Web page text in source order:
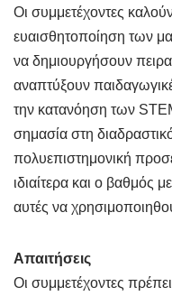
Οι συμμετέχοντες
ευαισθητοποίηση των
να δημιουργήσουν
αναπτύξουν
την κατανόηση των
σημασία στη
πολυεπιστημονική
ιδιαίτερα και ο βαθμός
αυτές να
Απαιτήσεις
Οι συμμετέχοντες